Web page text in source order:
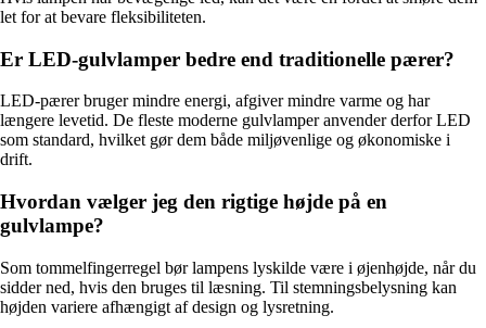
let for at bevare fleksibiliteten.
Er LED-gulvlamper bedre end traditionelle pærer?
LED-pærer bruger mindre energi, afgiver mindre varme og har
længere levetid. De fleste moderne gulvlamper anvender derfor LED
som standard, hvilket gør dem både miljøvenlige og økonomiske i
drift.
Hvordan vælger jeg den rigtige højde på en
gulvlampe?
Som tommelfingerregel bør lampens lyskilde være i øjenhøjde, når du
sidder ned, hvis den bruges til læsning. Til stemningsbelysning kan
højden variere afhængigt af design og lysretning.